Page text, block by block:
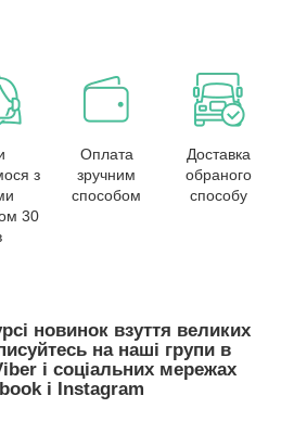
з
30
Оплата
зручним
способом
Доставка
обраного
способу
новинок взуття великих
на наші групи в
і соціальних мережах
і Instagram